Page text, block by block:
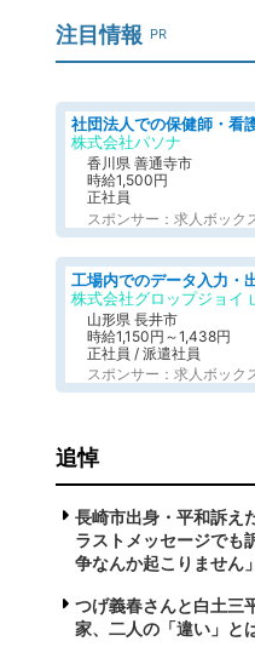
注目情報 PR
株式会社パソナ
香川県 善通寺市
時給1,500円
正社員
スポンサー：求人ボック
株式会社グロップジョイ
山形県 長井市
時給1,150円～1,438円
正社員 / 派遣社員
スポンサー：求人ボック
追悼
長崎市出身・平和訴え
ラストメッセージで
争なんか起こりません」
つげ義春さんと白土
家、二人の「違い」と